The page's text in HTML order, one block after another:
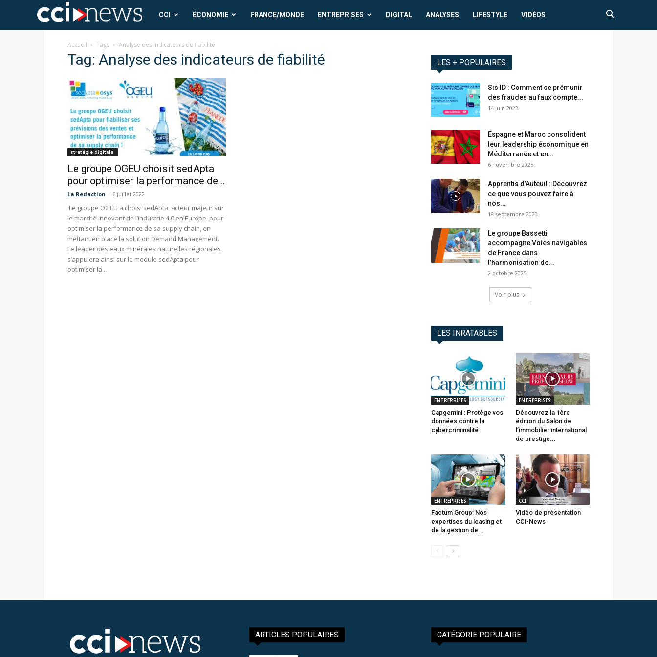
CCI
News
CCI ÉCONOMIE FRANCE/MONDE ENTREPRISES DIGITAL ANALYSES LIFESTYLE VIDÉOS
Accueil Tags Analyse des indicateurs de fiabilité
Tag: Analyse des indicateurs de fiabilité
stratégie digitale
Le groupe OGEU choisit sedApta
pour optimiser la performance de...
La Redaction - 6 juillet 2022
Le groupe OGEU a choisi sedApta, acteur majeur sur
le marché innovant de l’industrie 4.0 en Europe, pour
optimiser la performance de sa supply chain, en
mettant en place la solution Demand Management.
Le leader des eaux minérales naturelles régionales
s’appuiera ainsi sur le module sedApta pour
optimiser la...
LES + POPULAIRES
Sis ID : Comment se prémunir
des fraudes au faux compte...
14 juin 2022
Espagne et Maroc consolident
leur leadership économique en
Méditerranée et en...
6 novembre 2025
Apprentis d’Auteuil : Découvrez
ce que vous pouvez faire à
nos...
18 septembre 2023
Le groupe Bassetti
accompagne Voies navigables
de France dans
l’harmonisation de...
2 octobre 2025
Voir plus
LES INRATABLES
ENTREPRISES
Capgemini : Protège vos
données contre la
cybercriminalité
ENTREPRISES
Découvrez la 1ère
édition du Salon de
l’immobilier international
de prestige...
ENTREPRISES
Factum Group: Nos
expertises du leasing et
de la gestion de...
CCI
Vidéo de présentation
CCI-News
ARTICLES POPULAIRES CATÉGORIE POPULAIRE